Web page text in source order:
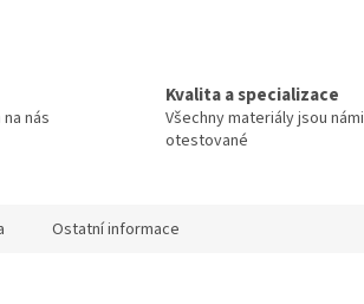
nás
Kvalita a specializace
Všechny materiály jsou námi
otestované
Ostatní informace